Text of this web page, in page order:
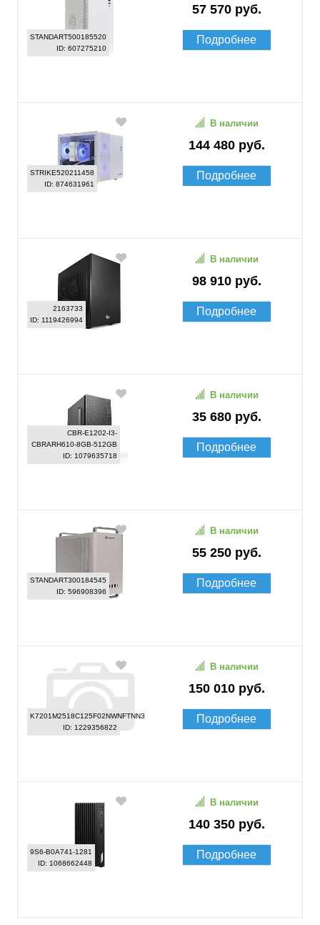
STANDART500185520
ID: 607275210
57 570 руб.
Подробнее
STRIKE520211458
ID: 874631961
144 480 руб.
В наличии
Подробнее
2163733
ID: 1119426994
98 910 руб.
В наличии
Подробнее
CBR-E1202-I3-
CBRARH610-8GB-512GB
ID: 1079635718
35 680 руб.
В наличии
Подробнее
STANDART300184545
ID: 596908396
55 250 руб.
В наличии
Подробнее
K7201M2518C125F02NWNFTNN3
ID: 1229356822
150 010 руб.
В наличии
Подробнее
9S6-B0A741-1281
ID: 1068662448
140 350 руб.
В наличии
Подробнее